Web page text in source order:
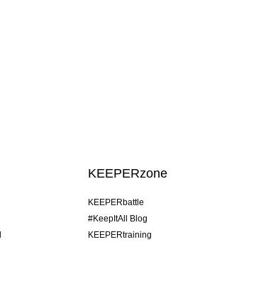
KEEPERzone
KEEPERbattle
#KeepItAll Blog
KEEPERtraining